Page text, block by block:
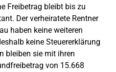
Freibetrag bleibt bis zu
Der verheiratete Rentner
haben keine weiteren
keine Steuererklärung
bleiben sie mit ihren
von 15.668